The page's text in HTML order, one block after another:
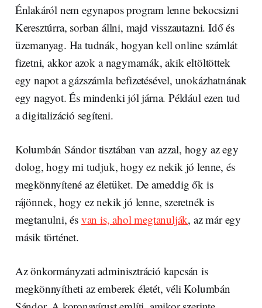
Énlakáról nem egynapos program lenne bekocsizni
Keresztúrra, sorban állni, majd visszautazni. Idő és
üzemanyag. Ha tudnák, hogyan kell online számlát
fizetni, akkor azok a nagymamák, akik eltöltöttek
egy napot a gázszámla befizetésével, unokázhatnának
egy nagyot. És mindenki jól járna. Például ezen tud
a digitalizáció segíteni.
Kolumbán Sándor tisztában van azzal, hogy az egy
dolog, hogy mi tudjuk, hogy ez nekik jó lenne, és
megkönnyítené az életüket. De ameddig ők is
rájönnek, hogy ez nekik jó lenne, szeretnék is
megtanulni, és van is, ahol megtanulják, az már egy
másik történet.
Az önkormányzati adminisztráció kapcsán is
megkönnyítheti az emberek életét, véli Kolumbán